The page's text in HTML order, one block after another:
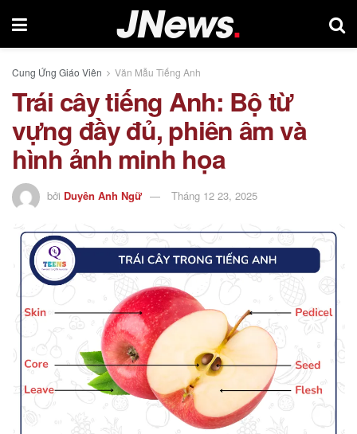
Cung Ứng Giáo Viên Văn Mẫu Tiếng Anh
Trái cây tiếng Anh: Bộ từ
vựng đầy đủ, phiên âm và
hình ảnh minh họa
bởi Duyên Anh Ngữ Tháng 12 23, 2025